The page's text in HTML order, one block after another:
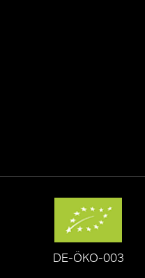
DE-ÖKO-003